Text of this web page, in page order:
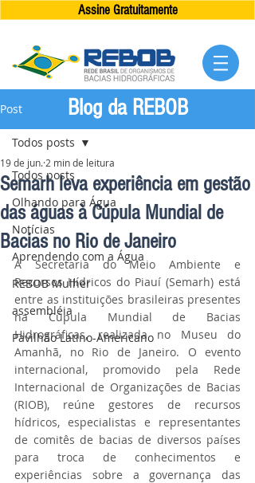
Assine Gratuitamente
Post
Todos posts
Olhando para Água
Notícias
Aprendendo com a Água
REBOB Mulher
assembléia
Pavilhão Latino-Americano
Todos posts
Semarh leva experiência em gestão
das águas à Cúpula Mundial de
Bacias no Rio de Janeiro
19 de jun. 2 min de leitura
A Secretaria do Meio Ambiente e
Recursos Hídricos do Piauí (Semarh) está
entre as instituições brasileiras presentes
na Cúpula Mundial de Bacias
Hidrográficas, realizada no Museu do
Amanhã, no Rio de Janeiro. O evento
internacional, promovido pela Rede
Internacional de Organizações de Bacias
(RIOB), reúne gestores de recursos
hídricos, especialistas e representantes
de comitês de bacias de diversos países
para troca de conhecimentos e
experiências sobre a governança das
Blog da REBOB